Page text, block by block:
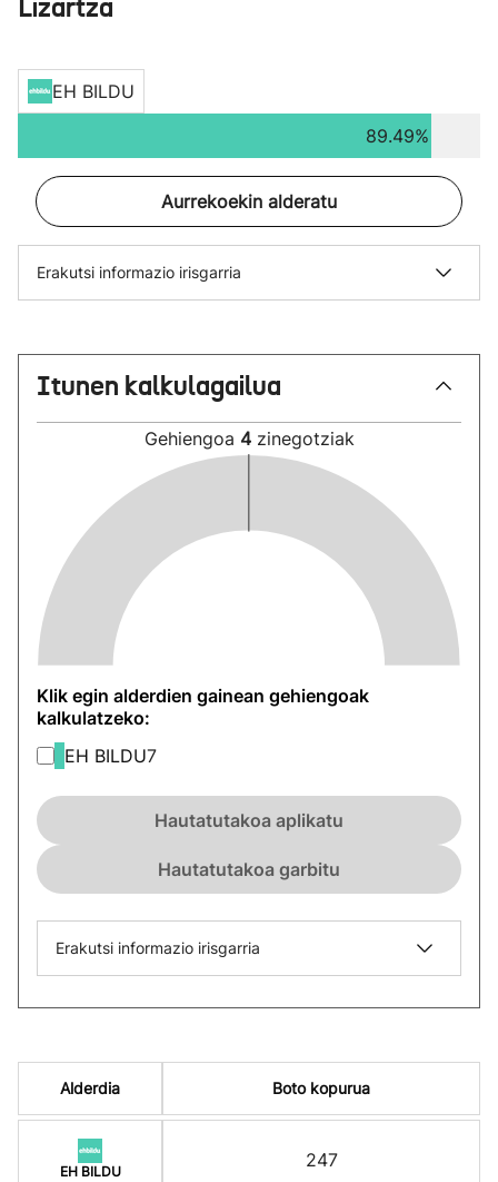
Lizartza
EH BILDU
89.49%
Aurrekoekin alderatu
Erakutsi informazio irisgarria
Itunen kalkulagailua
Gehiengoa 4 zinegotziak
Klik egin alderdien gainean gehiengoak
kalkulatzeko:
EH BILDU7
Hautatutakoa aplikatu
Hautatutakoa garbitu
Erakutsi informazio irisgarria
Alderdia
EH BILDU
Boto kopurua
247